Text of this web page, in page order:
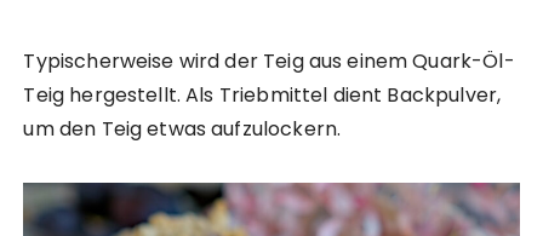
Typischerweise wird der Teig aus einem Quark-Öl-
Teig hergestellt. Als Triebmittel dient Backpulver,
um den Teig etwas aufzulockern.